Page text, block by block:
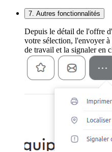
7. Autres fonctionnalités
Depuis le détail de l'offre
votre sélection, l'envoyer
de travail et la signaler en